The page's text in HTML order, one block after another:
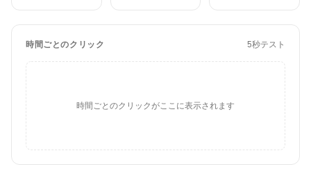
時間ごとのクリック 5秒テスト
時間ごとのクリックがここに表示されます